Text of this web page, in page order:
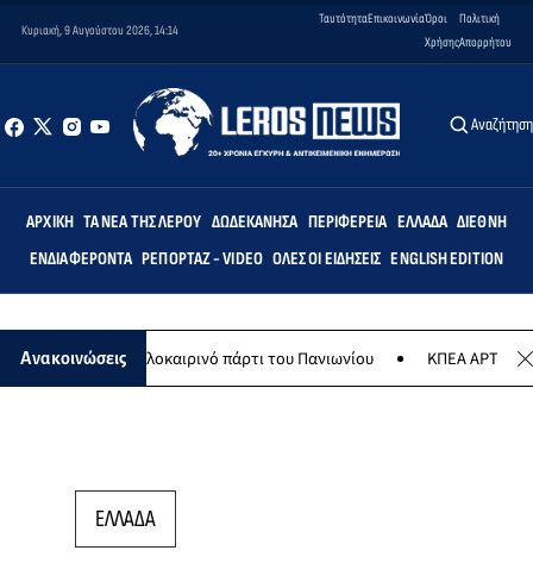
Κυριακή, 9 Αυγούστου 2026, 14:14
ΤαυτότηταΕπικοινωνίαΌροι
Χρήσης
Πολιτική
Απορρήτου
Αναζήτηση
ΑΡΧΙΚΉ ΤΑ ΝΈΑ ΤΗΣ ΛΈΡΟΥ ΔΩΔΕΚΆΝΗΣΑ ΠΕΡΙΦΈΡΕΙΑ ΕΛΛΆΔΑ ΔΙΕΘΝΉ
ΕΝΔΙΑΦΈΡΟΝΤΑ ΡΕΠΟΡΤΆΖ - VIDEO ΌΛΕΣ ΟΙ ΕΙΔΉΣΕΙΣ ENGLISH EDITION
Ανακοινώσεις
το καλοκαιρινό πάρτι του Πανιωνίου ΚΠΕΑ ΑΡΤΕΜΙΣ: Το
ΕΛΛΑΔΑ